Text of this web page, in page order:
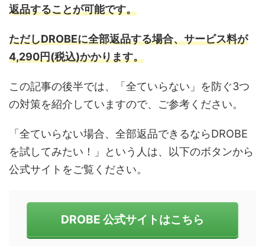
返品することが可能です。
ただしDROBEに全部返品する場合、サービス料が
4,290円(税込)かかります。
この記事の後半では、「全ていらない」を防ぐ3つ
の対策を紹介していますので、ご参考ください。
「全ていらない場合、全部返品できるならDROBE
を試してみたい！」という人は、以下のボタンから
公式サイトをご覧ください。
DROBE 公式サイトはこちら